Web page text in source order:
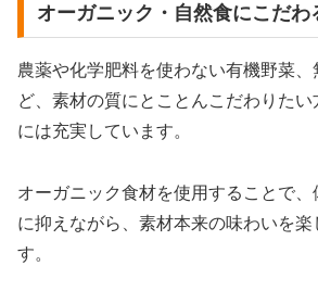
オーガニック・自然食にこだわ
農薬や化学肥料を使わない有機野菜
ど、素材の質にとことんこだわりた
には充実しています。
オーガニック食材を使用することで
に抑えながら、素材本来の味わいを楽
す。